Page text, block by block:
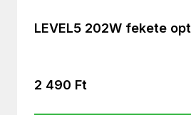
LEVEL5 202W fekete
2 490 Ft